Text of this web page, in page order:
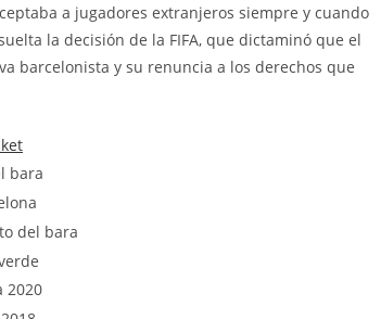
a jugadores extranjeros siempre y cuando
la decisión de la FIFA, que dictaminó que el
barcelonista y su renuncia a los derechos que